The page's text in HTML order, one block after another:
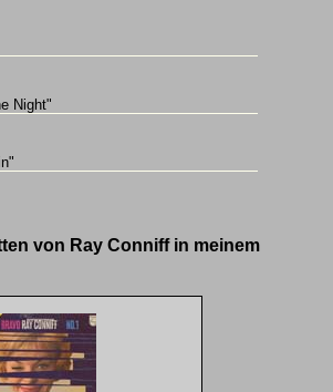
Night"
von Ray Conniff in meinem